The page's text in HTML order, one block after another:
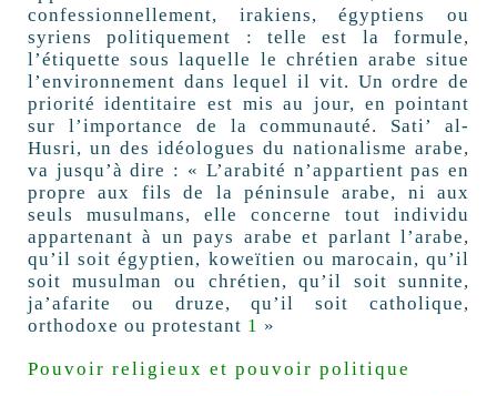
confessionnellement, irakiens, égyptiens ou
syriens politiquement : telle est la formule,
l’étiquette sous laquelle le chrétien arabe situe
l’environnement dans lequel il vit. Un ordre de
priorité identitaire est mis au jour, en pointant
sur l’importance de la communauté. Sati’ al-
Husri, un des idéologues du nationalisme arabe,
va jusqu’à dire : « L’arabité n’appartient pas en
propre aux fils de la péninsule arabe, ni aux
seuls musulmans, elle concerne tout individu
appartenant à un pays arabe et parlant l’arabe,
qu’il soit égyptien, koweïtien ou marocain, qu’il
soit musulman ou chrétien, qu’il soit sunnite,
ja’afarite ou druze, qu’il soit catholique,
orthodoxe ou protestant 1 »
Pouvoir religieux et pouvoir politique